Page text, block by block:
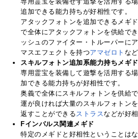
追加できる能力持ちが好相性です。
アタックフォトンを追加できるメギ
で全体にアタックフォトンを供給で
ッシュのファイター・トルーパーに
マスエフェクトを持つアマゼロト な
スキルフォトン追加系能力持ちメギド
専用霊宝を装備して遊撃を活用する
加できる能力持ちが好相性です。
奥義で全体にスキルフォトンを供給
運が良ければ大量のスキルフォトン
返すことができるストラスなどが好相
Fインパルス関連メギド
特定のメギドと好相性ということは